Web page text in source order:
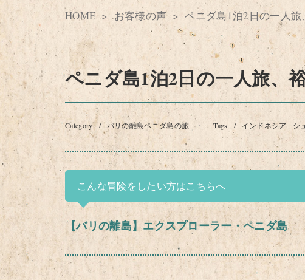
HOME お客様の声 ペニダ島1泊2日の一人
ペニダ島1泊2日の一人旅、
Category / バリの離島ペニダ島の旅 Tags / インドネシア シ
こんな冒険をしたい方はこちらへ
【バリの離島】エクスプローラー・ペニダ島